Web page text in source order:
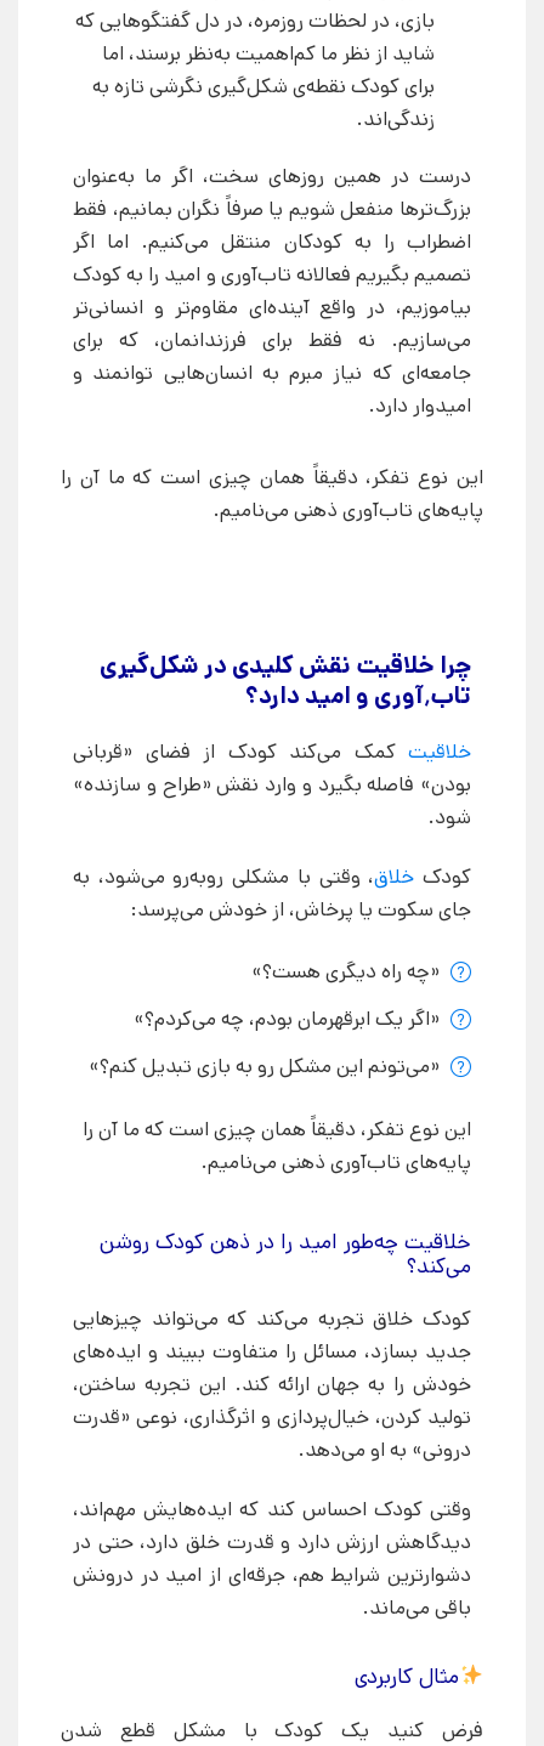
بازی، در لحظات روزمره، در دل گفتگوهایی که
شاید از نظر ما کم‌اهمیت به‌نظر برسند، اما
برای کودک نقطه‌ی شکل‌گیری نگرشی تازه به
زندگی‌اند.
درست در همین روزهای سخت، اگر ما به‌عنوان
بزرگ‌ترها منفعل شویم یا صرفاً نگران بمانیم، فقط
اضطراب را به کودکان منتقل می‌کنیم. اما اگر
تصمیم بگیریم فعالانه تاب‌آوری و امید را به کودک
بیاموزیم، در واقع آینده‌ای مقاوم‌تر و انسانی‌تر
می‌سازیم. نه فقط برای فرزندانمان، که برای
جامعه‌ای که نیاز مبرم به انسان‌هایی توانمند و
امیدوار دارد.
این نوع تفکر، دقیقاً همان چیزی است که ما آن را
پایه‌های تاب‌آوری ذهنی می‌نامیم.
چرا خلاقیت نقش کلیدی در شکل‌گیری
تاب٬آوری و امید دارد؟
خلاقیت کمک می‌کند کودک از فضای «قربانی
بودن» فاصله بگیرد و وارد نقش «طراح و سازنده»
شود.
کودک خلاق، وقتی با مشکلی روبه‌رو می‌شود، به
جای سکوت یا پرخاش، از خودش می‌پرسد:
«چه راه دیگری هست؟»
«اگر یک ابرقهرمان بودم، چه می‌کردم؟»
«می‌تونم این مشکل رو به بازی تبدیل کنم؟»
این نوع تفکر، دقیقاً همان چیزی است که ما آن را
پایه‌های تاب‌آوری ذهنی می‌نامیم.
خلاقیت چه‌طور امید را در ذهن کودک روشن
می‌کند؟
کودک خلاق تجربه می‌کند که می‌تواند چیزهایی
جدید بسازد، مسائل را متفاوت ببیند و ایده‌های
خودش را به جهان ارائه کند. این تجربه ساختن،
تولید کردن، خیال‌پردازی و اثرگذاری، نوعی «قدرت
درونی» به او می‌دهد.
وقتی کودک احساس کند که ایده‌هایش مهم‌اند،
دیدگاهش ارزش دارد و قدرت خلق دارد، حتی در
دشوارترین شرایط هم، جرقه‌ای از امید در درونش
باقی می‌ماند.
مثال کاربردی
فرض کنید یک کودک با مشکل قطع شدن